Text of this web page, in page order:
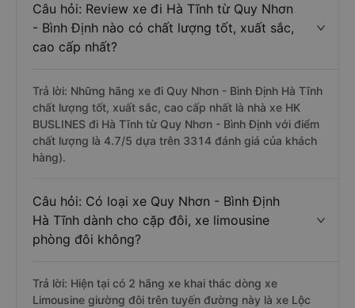
Câu hỏi: Review xe đi Hà Tĩnh từ Quy Nhơn
- Bình Định nào có chất lượng tốt, xuất sắc,
cao cấp nhất?
Trả lời: Những hãng xe đi Quy Nhơn - Bình Định Hà Tĩnh
chất lượng tốt, xuất sắc, cao cấp nhất là nhà xe HK
BUSLINES đi Hà Tĩnh từ Quy Nhơn - Bình Định với điểm
chất lượng là 4.7/5 dựa trên 3314 đánh giá của khách
hàng).
Câu hỏi: Có loại xe Quy Nhơn - Bình Định
Hà Tĩnh dành cho cặp đôi, xe limousine
phòng đôi không?
Trả lời: Hiện tại có 2 hãng xe khai thác dòng xe
Limousine giường đôi trên tuyến đường này là xe Lộc